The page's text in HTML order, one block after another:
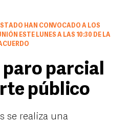
HAN CONVOCADO A LOS
ESTE LUNES A LAS 10:30 DE LA
parcial
público
se realiza una